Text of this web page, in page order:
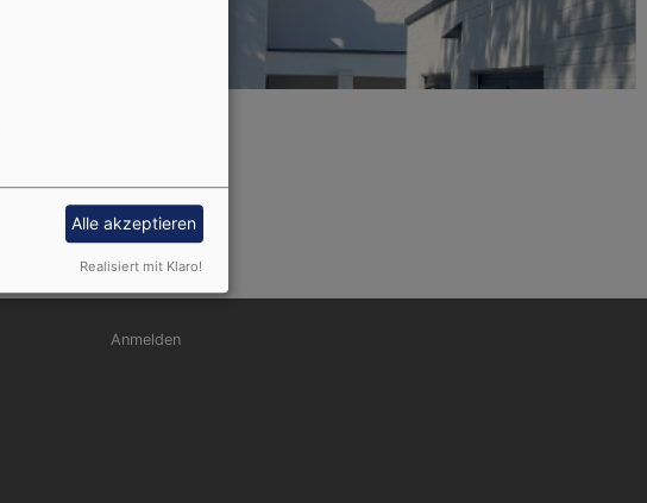
Benutzermenü
Anmelden
Alle akzeptieren
Realisiert mit Klaro!